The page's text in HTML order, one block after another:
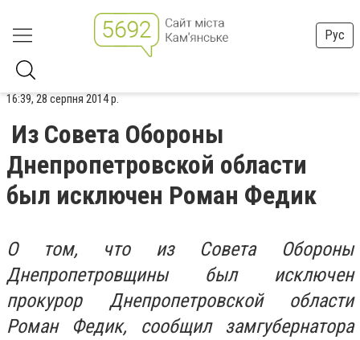
Рус
16:39, 28 серпня 2014 р.
Из Совета Обороны
Днепропетровской области
был исключен Роман Федик
О том, что из Совета Обороны
Днепропетровщины был исключен
прокурор Днепропетровской области
Роман Федик, сообщил замгубернатора